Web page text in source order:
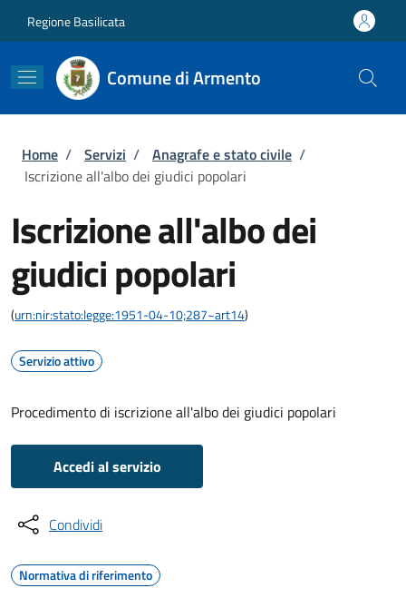
Regione Basilicata
Comune di Armento
Briciole di pane
Home / Servizi / Anagrafe e stato civile /
Iscrizione all'albo dei giudici popolari
Iscrizione all'albo dei
giudici popolari
(urn:nir:stato:legge:1951-04-10;287~art14)
Servizio attivo
Procedimento di iscrizione all'albo dei giudici popolari
Accedi al servizio
Condividi
Normativa di riferimento